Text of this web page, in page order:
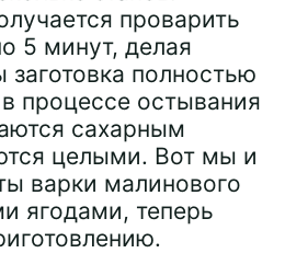
проварить
5 минут, делая
полностью
процессе остывания
сахарным
целыми. Вот мы и
варки малинового
ягодами, теперь